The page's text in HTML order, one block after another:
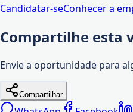
Candidatar-seConhecer a
Compartilhe esta
Envie a oportunidade para
Compartilhar